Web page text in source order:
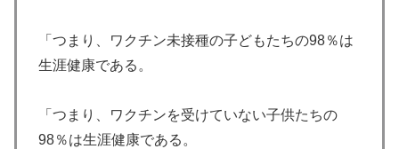
「つまり、ワクチン未接種の子どもたちの98％は
生涯健康である。
「つまり、ワクチンを受けていない子供たちの
98％は生涯健康である。